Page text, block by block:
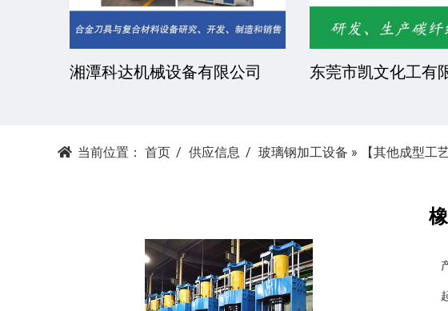
湘潭科达机械设备有限公司 东莞市凯文化工有
当前位置： 首页 供应信息 玻璃钢加工设备 » 【其他成型工